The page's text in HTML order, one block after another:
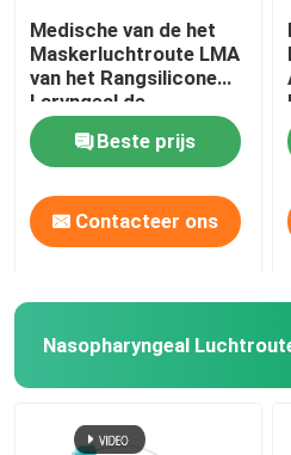
Producten
VR-show
Medische van de het
Maskerluchtroute LMA
van het Rangsilicone
Laryngeal de
Beschermerluchtroute
Beste prijs
Contacteer ons
Nasopharyngeal